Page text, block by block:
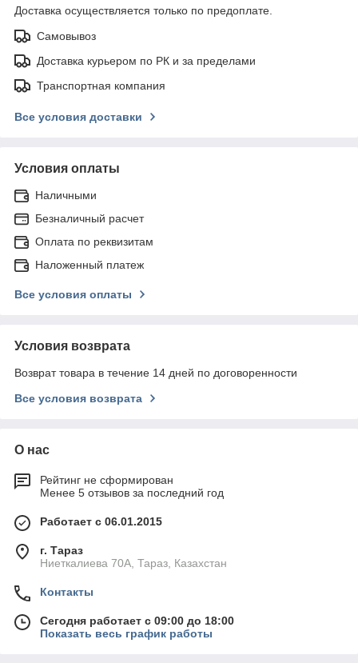
Доставка осуществляется только по предоплате.
Самовывоз
Доставка курьером по РК и за пределами
Транспортная компания
Все условия доставки
Условия оплаты
Наличными
Безналичный расчет
Оплата по реквизитам
Наложенный платеж
Все условия оплаты
Условия возврата
Возврат товара в течение 14 дней по договоренности
Все условия возврата
О нас
Рейтинг не сформирован
Менее 5 отзывов за последний год
Работает с 06.01.2015
г. Тараз
Ниеткалиева 70А, Тараз, Казахстан
Контакты
Сегодня работает с 09:00 до 18:00
Показать весь график работы